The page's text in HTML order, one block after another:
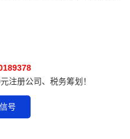
注册公司、税务筹划！
号